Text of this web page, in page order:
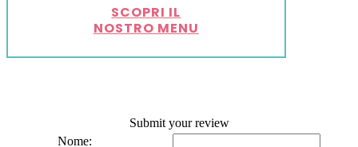
SCOPRI IL
NOSTRO MENU
Submit your review
Nome: